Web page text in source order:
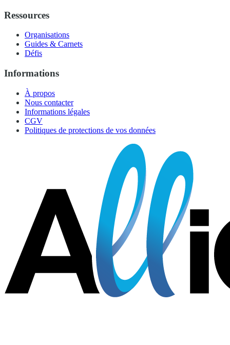
Ressources
Organisations
Guides & Carnets
Défis
Informations
À propos
Nous contacter
Informations légales
CGV
Politiques de protections de vos données